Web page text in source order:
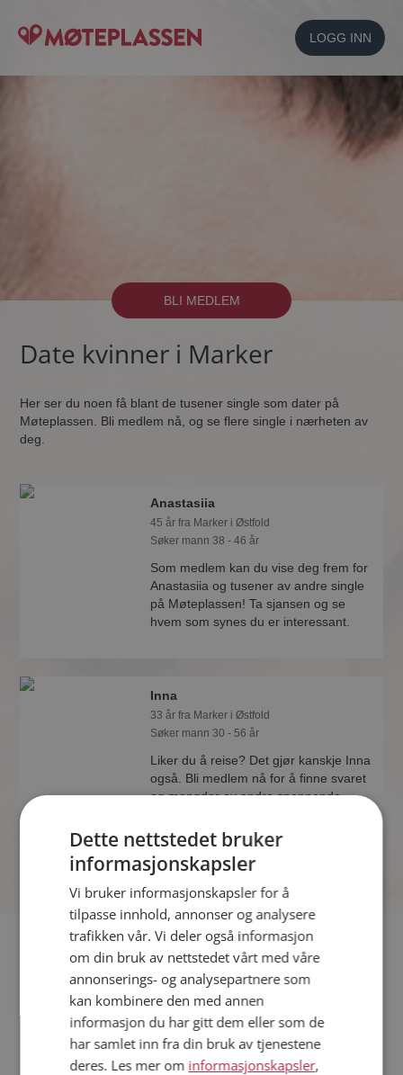
LOGG INN
BLI MEDLEM
Date kvinner i Marker
Her ser du noen få blant de tusener single som dater på
Møteplassen. Bli medlem nå, og se flere single i nærheten av
deg.
Anastasiia
45 år fra Marker i Østfold
Søker mann 38 - 46 år
Som medlem kan du vise deg frem for
Anastasiia og tusener av andre single
på Møteplassen! Ta sjansen og se
hvem som synes du er interessant.
Inna
33 år fra Marker i Østfold
Søker mann 30 - 56 år
Liker du å reise? Det gjør kanskje Inna
også. Bli medlem nå for å finne svaret
og mengder av andre spennende
Hvis du søker dating i Marker har du kommet til riktig sted.
På Møteplassen kan du bli medlem og søke blant tusenvis av
datinginteresserte single i Marker
Läs mer
Dette nettstedet bruker
informasjonskapsler
Vi bruker informasjonskapsler for å
tilpasse innhold, annonser og analysere
trafikken vår. Vi deler også informasjon
om din bruk av nettstedet vårt med våre
annonserings- og analysepartnere som
kan kombinere den med annen
informasjon du har gitt dem eller som de
har samlet inn fra din bruk av tjenestene
deres. Les mer om informasjonskapsler,